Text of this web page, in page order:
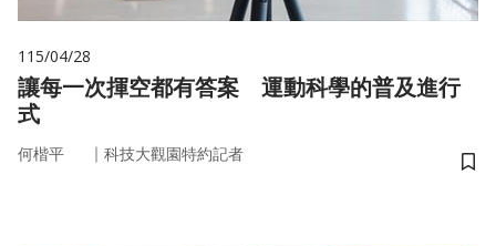
115/04/28
讓每一次揮空都有答案 運動科學的普及進行
式
何楷平 ｜ 科技大觀園特約記者
儲